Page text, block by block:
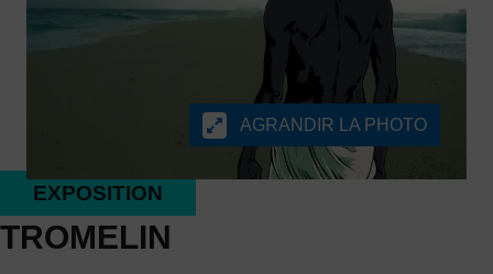
EXPOSITION
TROMELIN
AGRANDIR LA PHOTO